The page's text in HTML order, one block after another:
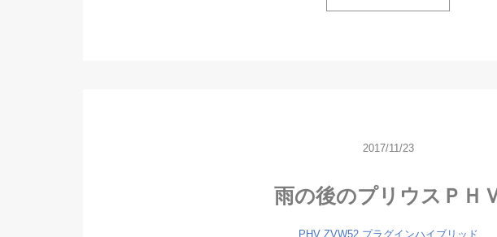
2017/11/23
雨の後のプリウスＰＨ
PHV ZVW52 プラグインハイブリッド